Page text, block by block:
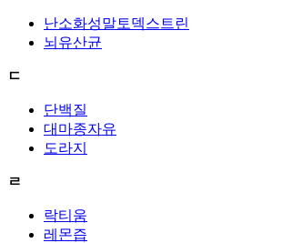
난소화성말토덱스트린
뇌유산균
ㄷ
단백질
대마종자유
도라지
ㄹ
락티움
레몬즙